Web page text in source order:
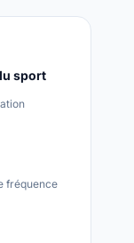
sport
fréquence